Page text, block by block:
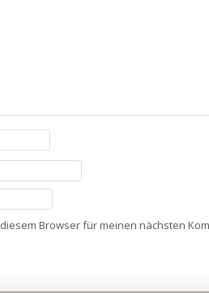
Browser für meinen nächsten